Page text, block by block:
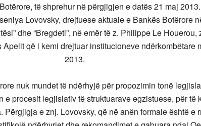
të shprehur në përgjigjen e datës 21 maj
Lovovsky, drejtuese aktuale e Bankës Botërore
dhe “Bregdeti”, në emër të z. Philippe Le Houerou,
që i kemi drejtuar institucioneve ndërkombëtare
2013.
nuk mundet të ndërhyjë për propozimin tonë
e procesit legjislativ të struktuarave egzistuese, për të
e znj. Lovovsky, që në anën formale është e